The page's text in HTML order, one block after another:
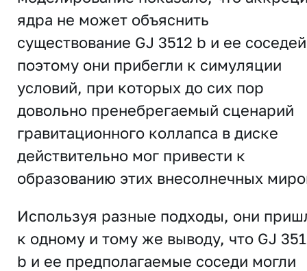
ядра не может объяснить
существование GJ 3512 b и ее
поэтому они прибегли к симуляции
условий, при которых до сих пор
довольно пренебрегаемый сценарий
гравитационного коллапса в диске
действительно мог привести к
образованию этих внесолнечных
Используя разные подходы, они
к одному и тому же выводу, что GJ
b и ее предполагаемые соседи могли